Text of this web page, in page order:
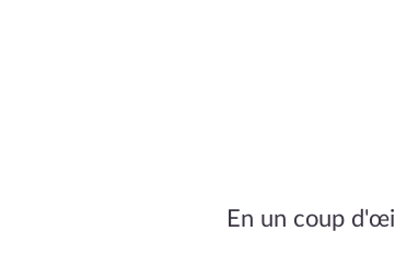
En un coup d'œil